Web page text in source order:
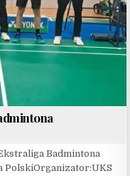
Badmintona
PolskiOrganizator:UKS